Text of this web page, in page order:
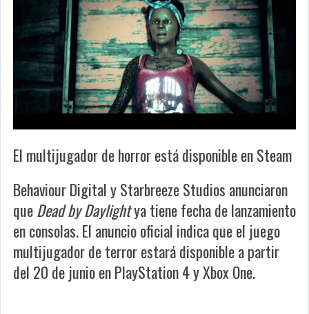
El multijugador de horror está disponible en Steam
Behaviour Digital y Starbreeze Studios anunciaron
queDead by Daylightya tiene fecha de lanzamiento
en consolas. El anuncio oficial indica que el juego
multijugador de terror estará disponible a partir
del 20 de junio en PlayStation 4 y Xbox One.